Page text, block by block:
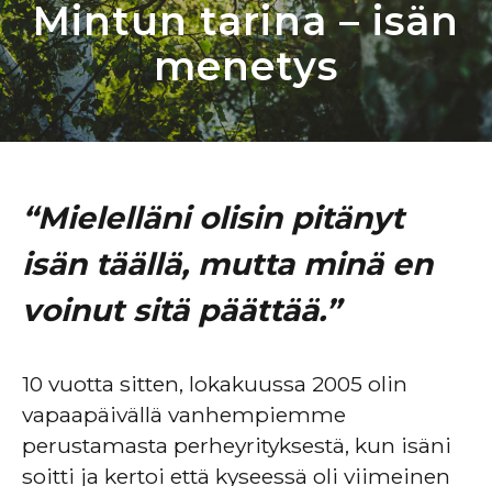
Mintun tarina – isän
menetys
“Mielelläni olisin pitänyt
isän täällä, mutta minä en
voinut sitä päättää.”
10 vuotta sitten, lokakuussa 2005 olin
vapaapäivällä vanhempiemme
perustamasta perheyrityksestä, kun isäni
soitti ja kertoi että kyseessä oli viimeinen